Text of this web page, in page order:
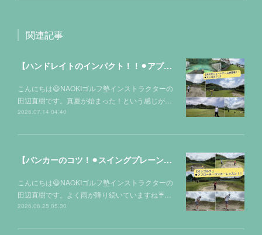
関連記事
【ハンドレイトのインパクト！！⚫︎アプローチ・バンカーレッスン❗️オンゴルフ⛳️】
こんにちは😃NAOKIゴルフ塾インストラクターの
田辺直樹です。真夏が始まった！という感じが…
2026.07.14 04:40
【バンカーのコツ！⚫︎スイングプレーン！！ in オンゴルフ⛳️】
こんにちは😃NAOKIゴルフ塾インストラクターの
田辺直樹です。よく雨が降り続いていますね☔…
2026.06.25 05:30